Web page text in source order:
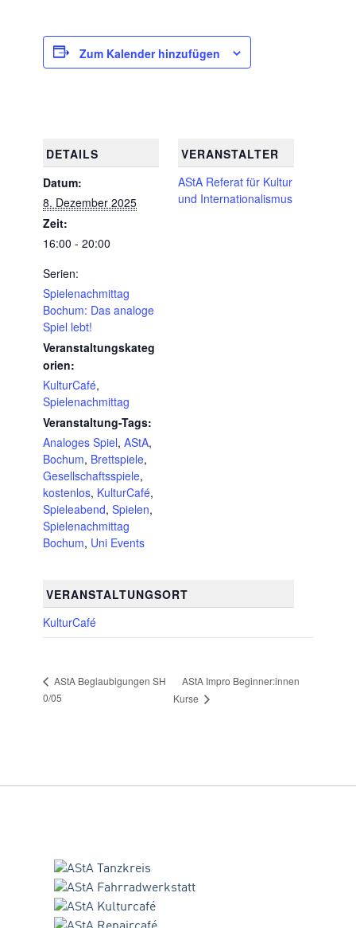
Zum Kalender hinzufügen
DETAILS
Datum:
8. Dezember 2025
Zeit:
16:00 - 20:00
Serien:
Spielenachmittag
Bochum: Das analoge
Spiel lebt!
Veranstaltungskateg
orien:
KulturCafé,
Spielenachmittag
Veranstaltung-Tags:
Analoges Spiel, AStA,
Bochum, Brettspiele,
Gesellschaftsspiele,
kostenlos, KulturCafé,
Spieleabend, Spielen,
Spielenachmittag
Bochum, Uni Events
VERANSTALTUNGSORT
KulturCafé
VERANSTALTER
AStA Referat für Kultur
und Internationalismus
AStA Beglaubigungen SH
0/05
AStA Impro Beginner:innen
Kurse